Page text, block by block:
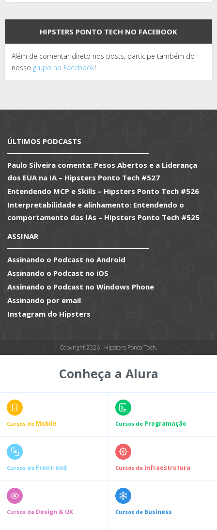
HIPSTERS PONTO TECH NO FACEBOOK
Além de comentar direto nos posts, participe também do
nosso grupo no Facebook!
ÚLTIMOS PODCASTS
Paulo Silveira comenta: Pesos Abertos e a Liderança
dos EUA na IA – Hipsters Ponto Tech #527
Entendendo MCP e Skills – Hipsters Ponto Tech #526
Interpretabilidade e alinhamento: Entendendo o
comportamento das IAs – Hipsters Ponto Tech #525
ASSINAR
Assinando o Podcast no Android
Assinando o Podcast no iOS
Assinando o Podcast no Windows Phone
Assinando por email
Instagram do Hipsters
Copyright 2026 · Hipsters Ponto Tech.
Conheça a Alura
Cursos de Mobile Cursos de Programação
Cursos de Front-end Cursos de Infraestrutura
Cursos de Design & UX Cursos de Business